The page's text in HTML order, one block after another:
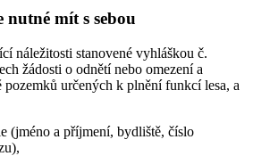
mít s sebou
náležitosti stanovené vyhláškou č.
žádosti o odnětí nebo omezení a
pozemků určených k plnění funkcí lesa, a
(jméno a příjmení, bydliště, číslo